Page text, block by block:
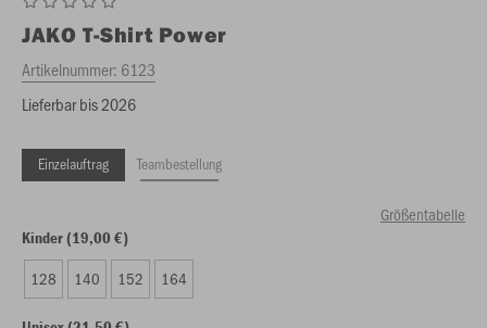
JAKO T-Shirt Power
Artikelnummer: 6123
Lieferbar bis 2026
Einzelauftrag Teambestellung
Größentabelle
Kinder (19,00 €)
128 140 152 164